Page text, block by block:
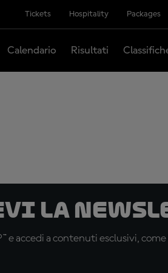
Tickets Hospitality Packages
Calendario Risultati
la
e accedi a contenuti esclusivi,